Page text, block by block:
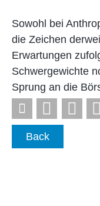
Sowohl bei
die Zeichen
Erwartungen
Schwergewichte
Sprung an die
Back